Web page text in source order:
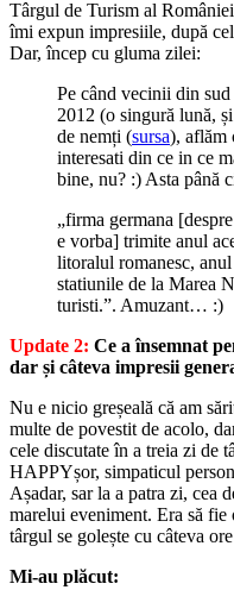
Târgul de Turism al
îmi expun impresiile, după
Dar, încep cu gluma zilei:
Pe când vecinii din
2012 (o singură lună,
de nemți (sursa), aflăm
interesati din ce in ce
bine, nu? :) Asta până
„firma germana
e vorba] trimite anul
litoralul romanesc,
statiunile de la Marea
turisti.”. Amuzant… :)
Update 2: Ce a însemnat
dar și câteva impresii
Nu e nicio greșeală că am
multe de povestit de acolo,
cele discutate în a treia zi de
HAPPYșor, simpaticul
Așadar, sar la a patra zi, cea
marelui eveniment. Era să fie
târgul se golește cu câteva
Mi-au plăcut: